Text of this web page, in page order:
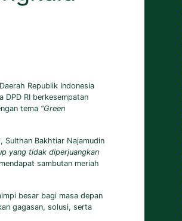
Republik Indonesia
DPD RI berkesempatan
tema “Green
Sulthan Bakhtiar Najamudin
yang tidak diperjuangkan
sambutan meriah
besar bagi masa depan
gagasan, solusi, serta